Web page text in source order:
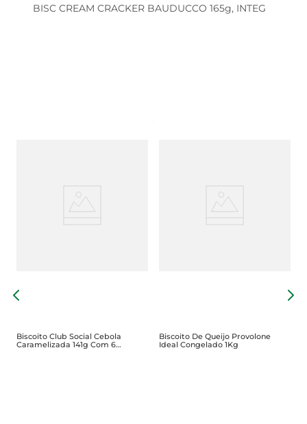
BISC CREAM CRACKER BAUDUCCO 165g, INTEG
Biscoito Club Social Cebola
Caramelizada 141g Com 6
Unidades
Biscoito De Queijo Provolone
Ideal Congelado 1Kg